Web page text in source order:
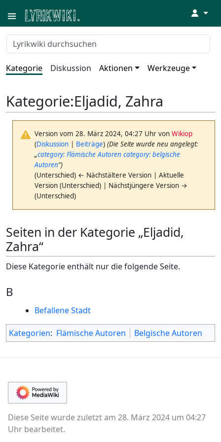
↓
Kategorie Diskussion Aktionen Werkzeuge
Kategorie:Eljadid, Zahra
Version vom 28. März 2024, 04:27 Uhr vonWikiop
(Diskussion | Beiträge) (Die Seite wurde neu angelegt:
„category: Flämische Autoren category: belgische
Autoren“)
(Unterschied) ← Nächstältere Version | Aktuelle
Version (Unterschied) | Nächstjüngere Version →
(Unterschied)
Seiten in der Kategorie „Eljadid,
Zahra“
Diese Kategorie enthält nur die folgende Seite.
B
Befallene Stadt
Kategorien: Flämische Autoren Belgische Autoren
Diese Seite wurde zuletzt am 28. März 2024 um 04:27
Uhr bearbeitet.